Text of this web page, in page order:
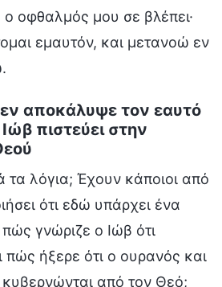
οφθαλμός μου σε βλέπει·
εμαυτόν, και μετανοώ εν
αποκάλυψε τον εαυτό
πιστεύει στην
τα λόγια; Έχουν κάποιοι από
ότι εδώ υπάρχει ένα
γνώριζε ο Ιώβ ότι
πώς ήξερε ότι ο ουρανός και
από τον Θεό;